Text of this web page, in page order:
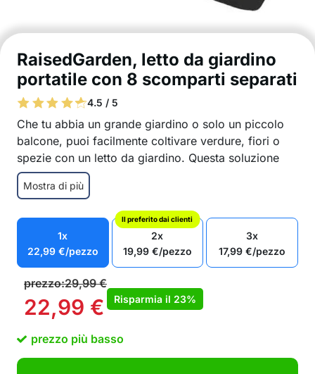
RaisedGarden, letto da giardino
portatile con 8 scomparti separati
4.5 / 5
Che tu abbia un grande giardino o solo un piccolo
balcone, puoi facilmente coltivare verdure, fiori o
spezie con un letto da giardino. Questa soluzione
innovativa permette una crescita e uno sviluppo
ottimali delle piante, assicurando che le tue piante
Crescita ottimale di verdure, spezie, fiori, ecc.
8 scomparti separati per diversi tipi di piante
Materiale sottile (2 mm) e morbido, traspirante
Può essere posizionato ovunque<
L’acqua drena automaticamente lentamente
La scelta ideale per chi non ha molto spazio
Nella confezione: 1x letto da giardino portatile
Mostra di più
1x
22,99 €/pezzo
Il preferito dai clienti
2x
19,99 €/pezzo
3x
17,99€/pezzo
prezzo:29,99€
22,99 € Risparmia il 23%
prezzo più basso